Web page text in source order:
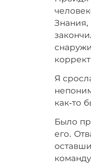
Знания,
Я
как-то
Было
его.